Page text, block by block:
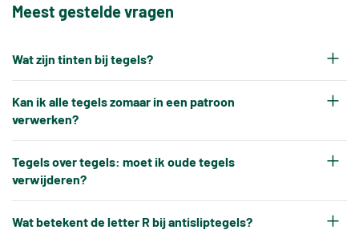
Meest gestelde vragen
Wat zijn tinten bij tegels?
een eigen tintnummer. Omdat keramische tegels
een natuurproduct zijn en onder hoge
temperaturen worden gebakken, ontstaat er altijd
een klein kleurverschil tussen verschillende
productiebatches.
Bij een bijbestelling is het daarom belangrijk dat u
Kan ik alle tegels zomaar in een patroon
verwerken?
gewenst patroon worden verwerkt.
Tegels hebben altijd kleine, toegestane
maatverschillen, en bepaalde patronen kunnen
Tegels over tegels: moet ik oude tegels
verwijderen?
tegels te verwijderen. Nieuwe vloer- of
Wat betekent de letter R bij antisliptegels?